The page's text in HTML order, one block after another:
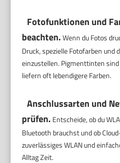
Fotofunktionen und
beachten.Wenn du Fotos
Druck, spezielle Fotofarben und
einzustellen. Pigmenttinten
liefern oft lebendigere Farben.
Anschlussarten und
prüfen. Entscheide, ob du
Bluetooth brauchst und ob
zuverlässiges WLAN und
Alltag Zeit.